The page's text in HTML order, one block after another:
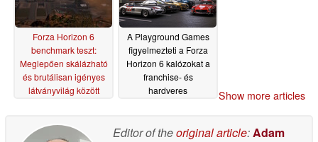
Forza Horizon 6
benchmark teszt:
Meglepően skálázható
és brutálisan igényes
látványvilág között
A Playground Games
figyelmezteti a Forza
Horizon 6 kalózokat a
franchise- és
hardveres
Show more articles
Editor of theoriginal article:Adam